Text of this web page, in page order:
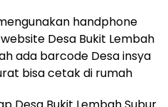
handphone
Desa Bukit Lembah
ada barcode Desa insya
bisa cetak di rumah